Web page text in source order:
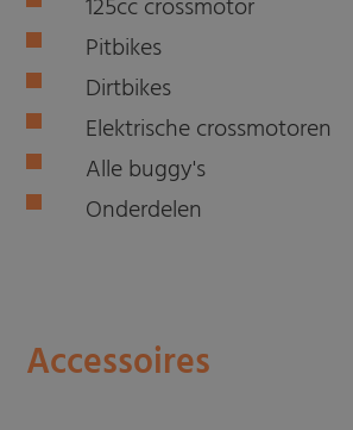
125cc crossmotor
Pitbikes
Dirtbikes
Elektrische crossmotoren
Alle buggy's
Onderdelen
Accessoires